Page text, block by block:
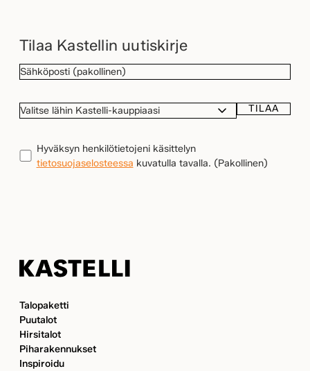
Tilaa Kastellin uutiskirje
SÄHKÖPOSTI(Pakollinen)
VALITSE
KAUPPIAASI
TIETOSUOJA(Pakollinen)
Hyväksyn henkilötietojeni käsittelyn
tietosuojaselosteessa kuvatulla tavalla. (Pakollinen)
TILAA
Talopaketti
Puutalot
Hirsitalot
Piharakennukset
Inspiroidu